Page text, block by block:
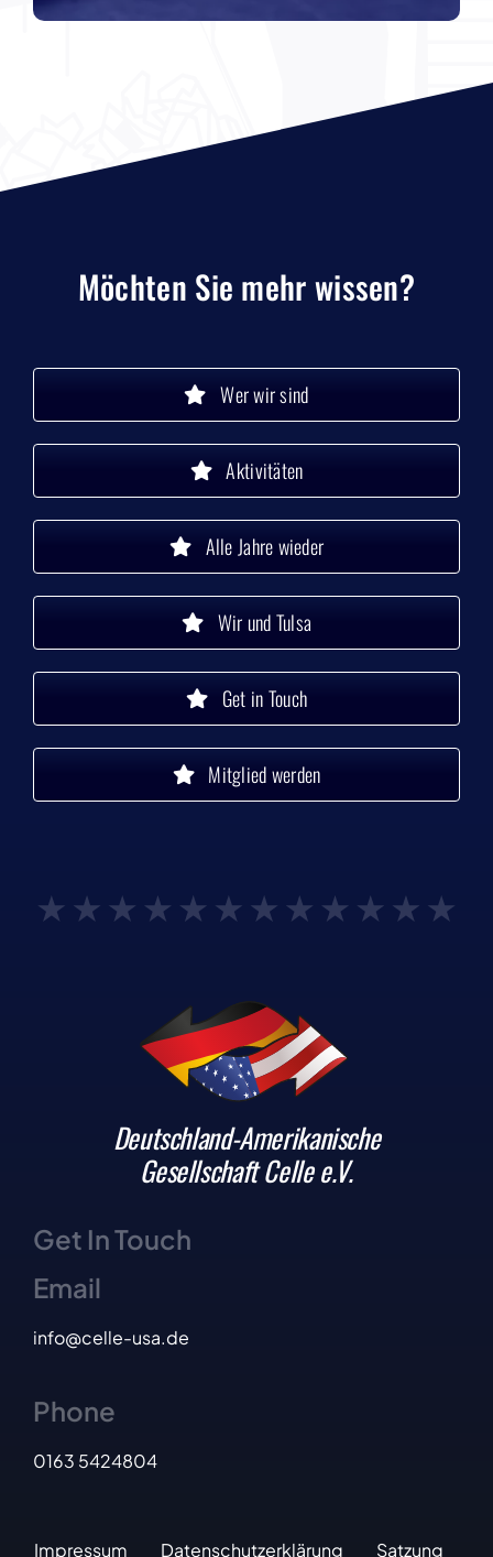
Möchten Sie mehr wissen?
Wer wir sind
Aktivitäten
Alle Jahre wieder
Wir und Tulsa
Get in Touch
Mitglied werden
Deutschland-Amerikanische
Gesellschaft Celle e.V.
Get In Touch
Email
info@celle-usa.de
Phone
0163 5424804
Impressum Datenschutzerklärung Satzung